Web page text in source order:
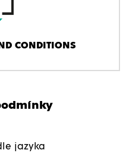
CONDITIONS
jazyka